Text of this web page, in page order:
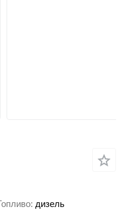
дизель